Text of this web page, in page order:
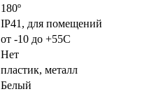
180º
IP41, для помещений
от -10 до +55С
Нет
пластик, металл
Белый